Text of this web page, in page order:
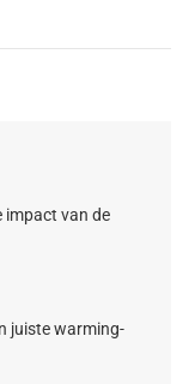
impact van de
juiste warming-